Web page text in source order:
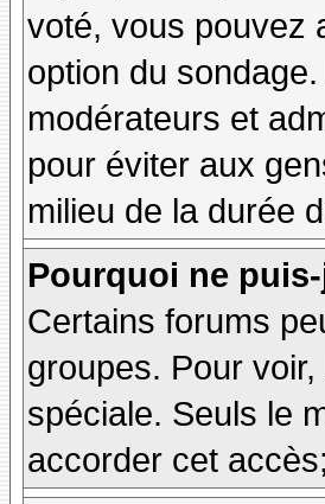
voté, vous pouvez
option du
modérateurs et
pour éviter aux
milieu de la durée
Pourquoi ne
Certains forums
groupes. Pour
spéciale. Seuls le
accorder cet